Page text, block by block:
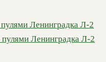
Ленинградка Л-2
Ленинградка Л-2